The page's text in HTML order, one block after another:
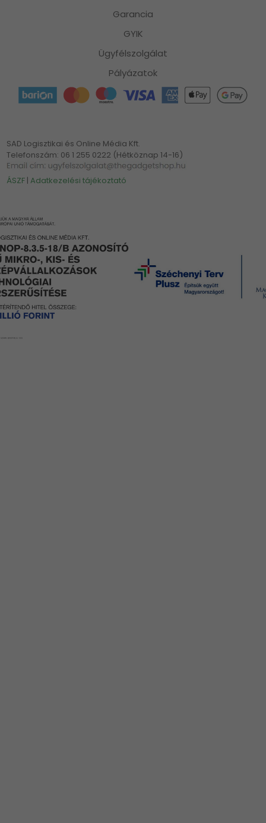
Garancia
GYIK
Ügyfélszolgálat
Pályázatok
SAD Logisztikai és Online Média Kft.
Telefonszám: 06 1 255 0222 (Hétköznap 14-16)
ÁSZF |Adatkezelési tájékoztató